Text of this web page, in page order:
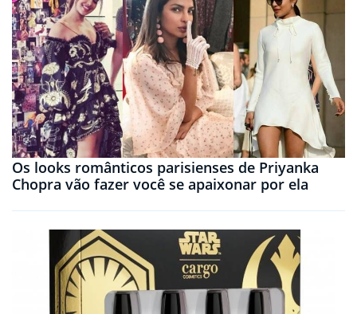
Os looks românticos parisienses de Priyanka
Chopra vão fazer você se apaixonar por ela